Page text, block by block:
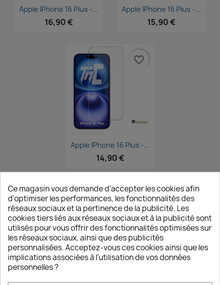
Aperçu rapide
Apple IPhone 16 Plus -...
16,90 €
Aperçu rapide
Apple IPhone 16 Plus -...
15,90 €
Aperçu rapide
Apple IPhone 16 Plus -...
14,90 €
favorite_border
Affichage 1-5 de 5 article(s)
Retour en haut
Ce magasin vous demande d'accepter les cookies afin
d'optimiser les performances, les fonctionnalités des
réseaux sociaux et la pertinence de la publicité. Les
cookies tiers liés aux réseaux sociaux et à la publicité sont
utilisés pour vous offrir des fonctionnalités optimisées sur
les réseaux sociaux, ainsi que des publicités
personnalisées. Acceptez-vous ces cookies ainsi que les
implications associées à l'utilisation de vos données
personnelles ?